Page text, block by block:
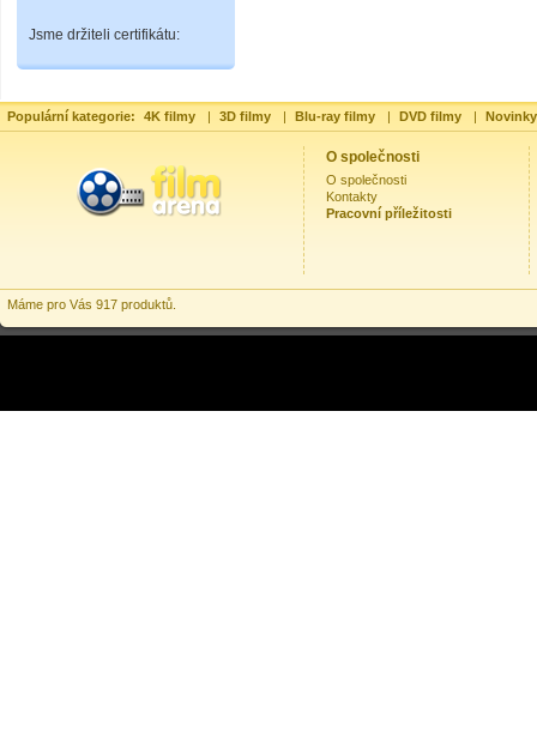
Jsme držiteli certifikátu:
Populární kategorie: 4K filmy | 3D filmy | Blu-ray filmy | DVD filmy |
O společnosti
O společnosti
Kontakty
Pracovní příležitosti
Máme pro Vás 917 produktů.